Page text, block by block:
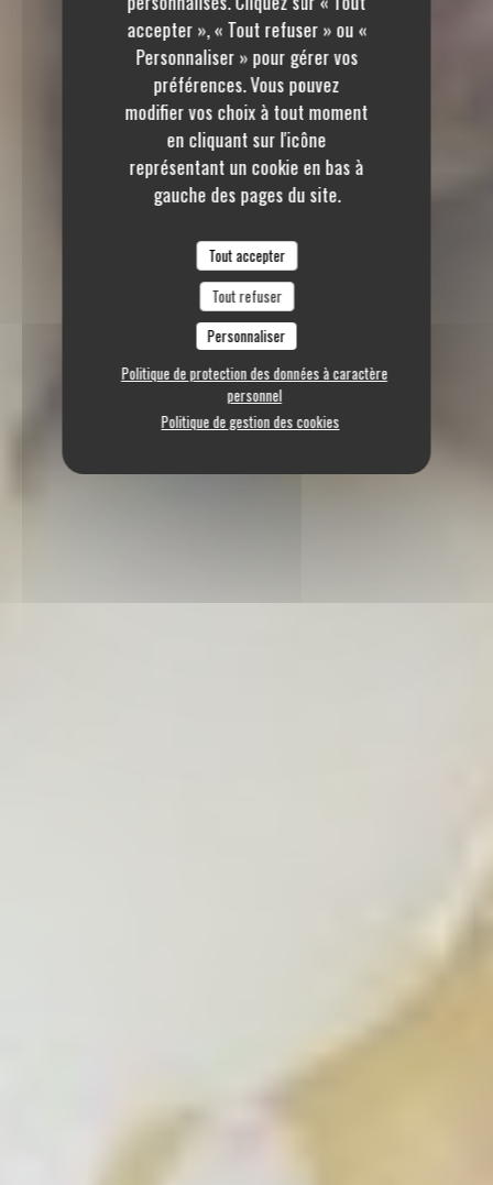
accepter », « Tout refuser » ou «
Personnaliser » pour gérer vos
préférences. Vous pouvez
modifier vos choix à tout moment
en cliquant sur l'icône
représentant un cookie en bas à
gauche des pages du site.
Tout accepter
Tout refuser
Personnaliser
Politique de protection des données à caractère
personnel
Politique de gestion des cookies